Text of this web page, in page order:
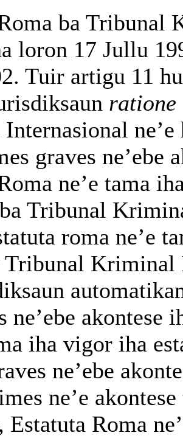
ba Tribunal
loron 17 Jullu
Tuir artigu 11
ratione
graves ne’ebe
ne’e tama
Tribunal
roma ne’e
Kriminal
ne’ebe akontese
iha vigor iha
ne’ebe
ne’e
Estatuta Roma